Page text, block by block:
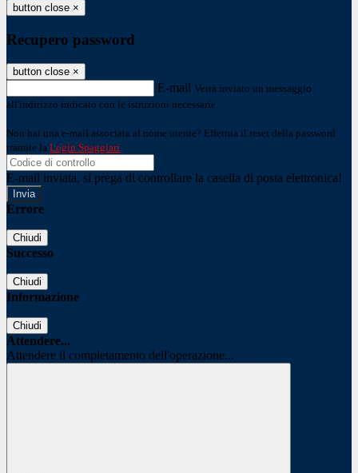
button close ×
Recupero password
button close ×
E-mail Verrà inviato un messaggio
all'indirizzo indicato con le istruzioni necessarie.
Non hai una e-mail associata al nome utente? Effettua il reset della password
tramite la Login Spaggiari
E-mail inviata, si prega di controllare la casella di posta elettronica!
Errore
Chiudi
Successo
Chiudi
Informazione
Chiudi
Attendere...
Attendere il completamento dell'operazione...